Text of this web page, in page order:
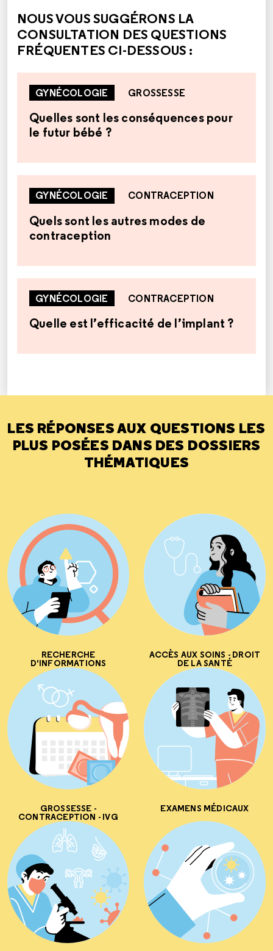
NOUS VOUS SUGGÉRONS LA
CONSULTATION DES QUESTIONS
FRÉQUENTES CI-DESSOUS :
GYNÉCOLOGIE GROSSESSE
Quelles sont les conséquences pour
le futur bébé ?
GYNÉCOLOGIE CONTRACEPTION
Quels sont les autres modes de
contraception
GYNÉCOLOGIE CONTRACEPTION
Quelle est l’efficacité de l’implant ?
LES RÉPONSES AUX QUESTIONS LES
PLUS POSÉES DANS DES DOSSIERS
THÉMATIQUES
RECHERCHE
D'INFORMATIONS
ACCÈS AUX SOINS - DROIT
DE LA SANTÉ
GROSSESSE -
CONTRACEPTION - IVG
EXAMENS MÉDICAUX